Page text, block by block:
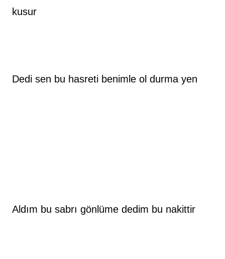
kusur
Dedi sen bu hasreti benimle ol durma yen
Aldım bu sabrı gönlüme dedim bu nakittir